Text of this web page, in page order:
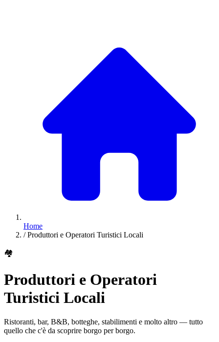
Home
/ Produttori e Operatori Turistici Locali
🏘
Produttori e Operatori
Turistici Locali
Ristoranti, bar, B&B, botteghe, stabilimenti e molto altro — tutto
quello che c'è da scoprire borgo per borgo.